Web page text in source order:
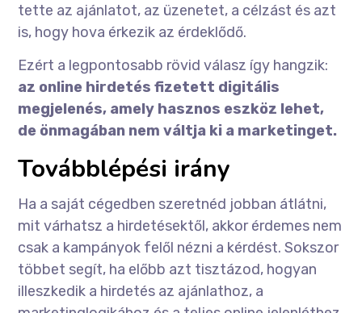
tette az ajánlatot, az üzenetet, a célzást és azt
is, hogy hova érkezik az érdeklődő.
Ezért a legpontosabb rövid válasz így hangzik:
az online hirdetés fizetett digitális
megjelenés, amely hasznos eszköz lehet,
de önmagában nem váltja ki a marketinget.
Továbblépési irány
Ha a saját cégedben szeretnéd jobban átlátni,
mit várhatsz a hirdetésektől, akkor érdemes nem
csak a kampányok felől nézni a kérdést. Sokszor
többet segít, ha előbb azt tisztázod, hogyan
illeszkedik a hirdetés az ajánlathoz, a